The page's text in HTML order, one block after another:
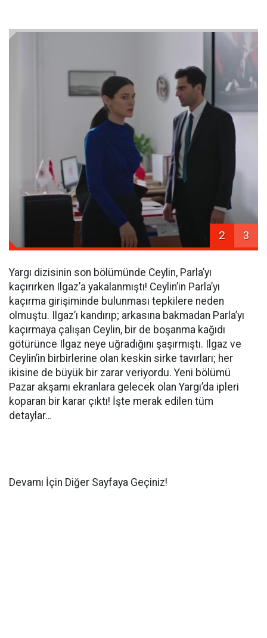
2 3
Yargı dizisinin son bölümünde Ceylin, Parla’yı
kaçırırken Ilgaz’a yakalanmıştı! Ceylin’in Parla’yı
kaçırma girişiminde bulunması tepkilere neden
olmuştu. Ilgaz’ı kandırıp; arkasına bakmadan Parla’yı
kaçırmaya çalışan Ceylin, bir de boşanma kağıdı
götürünce Ilgaz neye uğradığını şaşırmıştı. Ilgaz ve
Ceylin’in birbirlerine olan keskin sirke tavırları; her
ikisine de büyük bir zarar veriyordu. Yeni bölümü
Pazar akşamı ekranlara gelecek olan Yargı’da ipleri
koparan bir karar çıktı! İşte merak edilen tüm
detaylar…
Devamı İçin Diğer Sayfaya Geçiniz!